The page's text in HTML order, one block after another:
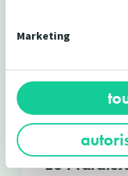
Marketing
Le Natalex